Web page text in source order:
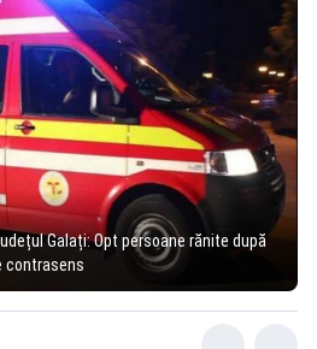
Galați: Opt persoane rănite după
contrasens